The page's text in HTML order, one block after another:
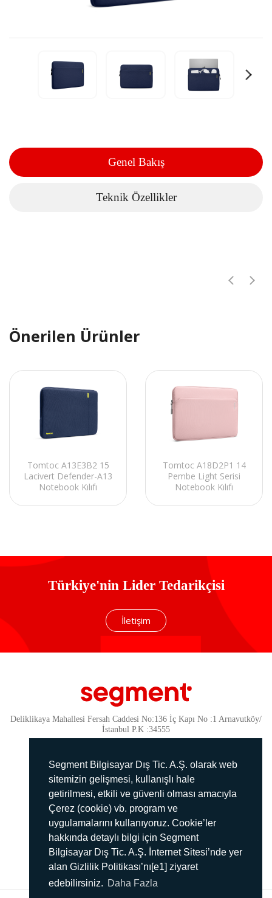
Segment Bilgisayar Dış Tic. A.Ş. olarak web
sitemizin gelişmesi, kullanışlı hale
getirilmesi, etkili ve güvenli olması amacıyla
Çerez (cookie) vb. program ve
uygulamalarını kullanıyoruz. Cookie’ler
hakkında detaylı bilgi için Segment
Bilgisayar Dış Tic. A.Ş. İnternet Sitesi’nde yer
alan Gizlilik Politikası’nı[e1] ziyaret
edebilirsiniz. Daha Fazla
Genel Bakış
Teknik Özellikler
Önerilen Ürünler
Tomtoc A13E3B2 15
Lacivert Defender-A13
Notebook Kılıfı
Tomtoc A18D2P1 14
Pembe Light Serisi
Notebook Kılıfı
Türkiye'nin Lider Tedarikçisi
İletişim
Deliklikaya Mahallesi Fersah Caddesi No:136 İç Kapı No :1 Arnavutköy/
İstanbul P.K :34555
Güvenlik
KVKK Politikamız
Gizlilik Politikamız
Aydınlatma Metni
İmha Politikası
444 78 99
info@segment.com.tr